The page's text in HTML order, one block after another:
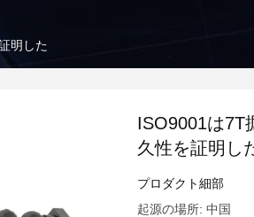
明した
ISO9001は7T
久性を証明し
プロダクト細部
起源の場所: 中国